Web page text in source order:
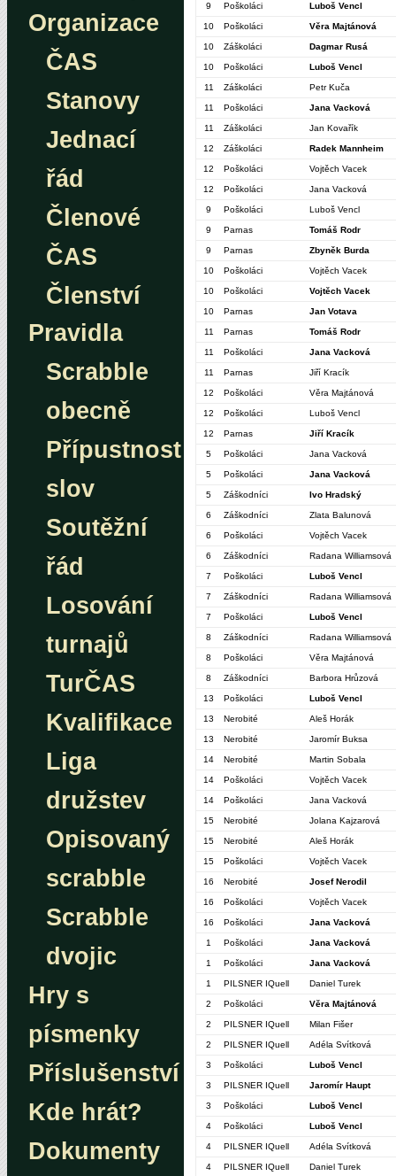
Organizace
ČAS
Stanovy
Jednací
řád
Členové
ČAS
Členství
Pravidla
Scrabble
obecně
Přípustnost
slov
Soutěžní
řád
Losování
turnajů
TurČAS
Kvalifikace
Liga
družstev
Opisovaný
scrabble
Scrabble
dvojic
Hry s
písmenky
Příslušenství
Kde hrát?
Dokumenty
9 Poškoláci Luboš Vencl
10 Poškoláci Věra Majtánová
10 Záškoláci Dagmar Rusá
10 Poškoláci Luboš Vencl
11 Záškoláci Petr Kuča
11 Poškoláci Jana Vacková
11 Záškoláci Jan Kovařík
12 Záškoláci Radek Mannheim
12 Poškoláci Vojtěch Vacek
12 Poškoláci Jana Vacková
9 Poškoláci Luboš Vencl
9 Parnas Tomáš Rodr
9 Parnas Zbyněk Burda
10 Poškoláci Vojtěch Vacek
10 Poškoláci Vojtěch Vacek
10 Parnas Jan Votava
11 Parnas Tomáš Rodr
11 Poškoláci Jana Vacková
11 Parnas Jiří Kracík
12 Poškoláci Věra Majtánová
12 Poškoláci Luboš Vencl
12 Parnas Jiří Kracík
5 Poškoláci Jana Vacková
5 Poškoláci Jana Vacková
5 Záškodníci Ivo Hradský
6 Záškodníci Zlata Balunová
6 Poškoláci Vojtěch Vacek
6 Záškodníci Radana Williamsová
7 Poškoláci Luboš Vencl
7 Záškodníci Radana Williamsová
7 Poškoláci Luboš Vencl
8 Záškodníci Radana Williamsová
8 Poškoláci Věra Majtánová
8 Záškodníci Barbora Hrůzová
13 Poškoláci Luboš Vencl
13 Nerobité Aleš Horák
13 Nerobité Jaromír Buksa
14 Nerobité Martin Sobala
14 Poškoláci Vojtěch Vacek
14 Poškoláci Jana Vacková
15 Nerobité Jolana Kajzarová
15 Nerobité Aleš Horák
15 Poškoláci Vojtěch Vacek
16 Nerobité Josef Nerodil
16 Poškoláci Vojtěch Vacek
16 Poškoláci Jana Vacková
1 Poškoláci Jana Vacková
1 Poškoláci Jana Vacková
1 PILSNER IQuell Daniel Turek
2 Poškoláci Věra Majtánová
2 PILSNER IQuell Milan Fišer
2 PILSNER IQuell Adéla Svítková
3 Poškoláci Luboš Vencl
3 PILSNER IQuell Jaromír Haupt
3 Poškoláci Luboš Vencl
4 Poškoláci Luboš Vencl
4 PILSNER IQuell Adéla Svítková
4 PILSNER IQuell Daniel Turek